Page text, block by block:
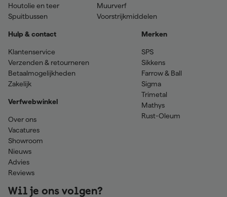
Houtolie en teer
Spuitbussen
Muurverf
Voorstrijkmiddelen
Hulp & contact
Klantenservice
Verzenden & retourneren
Betaalmogelijkheden
Zakelijk
Verfwebwinkel
Over ons
Vacatures
Showroom
Nieuws
Advies
Reviews
Merken
SPS
Sikkens
Farrow & Ball
Sigma
Trimetal
Mathys
Rust-Oleum
Wil je ons volgen?